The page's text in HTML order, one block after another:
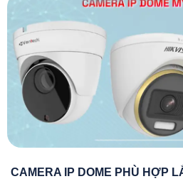
CAMERA IP DOME PHÙ HỢP